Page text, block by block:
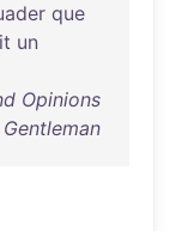
que
un
Opinions